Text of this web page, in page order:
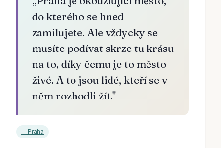
do kterého se hned
zamilujete. Ale vždycky se
musíte podívat skrze tu krásu
na to, díky čemu je to město
živé. A to jsou lidé, kteří se v
něm rozhodli žít."
—Praha